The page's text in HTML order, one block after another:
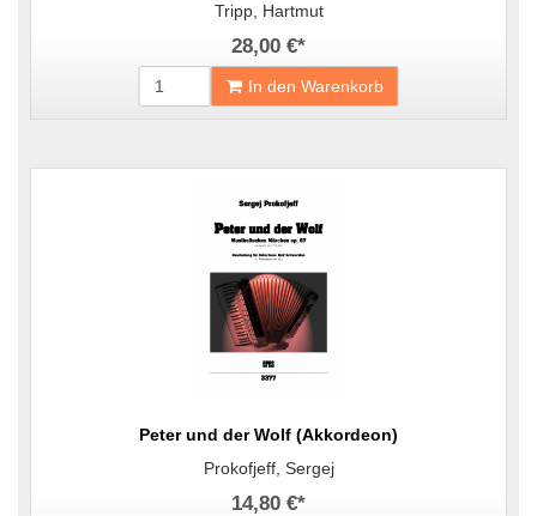
Tripp, Hartmut
28,00 €*
In den Warenkorb
Peter und der Wolf (Akkordeon)
Prokofjeff, Sergej
14,80 €*